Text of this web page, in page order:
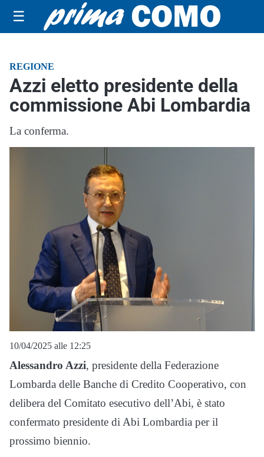
☰
REGIONE
Azzi eletto presidente della
commissione Abi Lombardia
La conferma.
10/04/2025 alle 12:25
Alessandro Azzi, presidente della Federazione
Lombarda delle Banche di Credito Cooperativo, con
delibera del Comitato esecutivo dell’Abi, è stato
confermato presidente di Abi Lombardia per il
prossimo biennio.